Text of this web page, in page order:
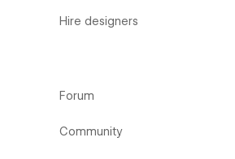
Hire designers
Forum
Community